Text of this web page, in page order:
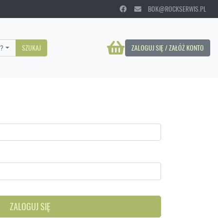
BOK@ROCKSERWIS.PL
ZALOGUJ SIĘ / ZAŁÓŻ KONTO
SZUKAJ
ZALOGUJ SIĘ